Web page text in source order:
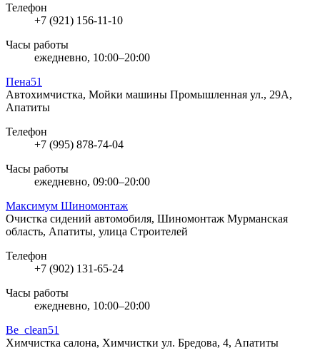
Телефон
+7 (921) 156-11-10
Часы работы
ежедневно, 10:00–20:00
Пена51
Автохимчистка, Мойки машины Промышленная ул., 29А,
Апатиты
Телефон
+7 (995) 878-74-04
Часы работы
ежедневно, 09:00–20:00
Максимум Шиномонтаж
Очистка сидений автомобиля, Шиномонтаж Мурманская
область, Апатиты, улица Строителей
Телефон
+7 (902) 131-65-24
Часы работы
ежедневно, 10:00–20:00
Be_clean51
Химчистка салона, Химчистки ул. Бредова, 4, Апатиты